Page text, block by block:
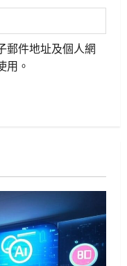
郵件地址及個人網
用。